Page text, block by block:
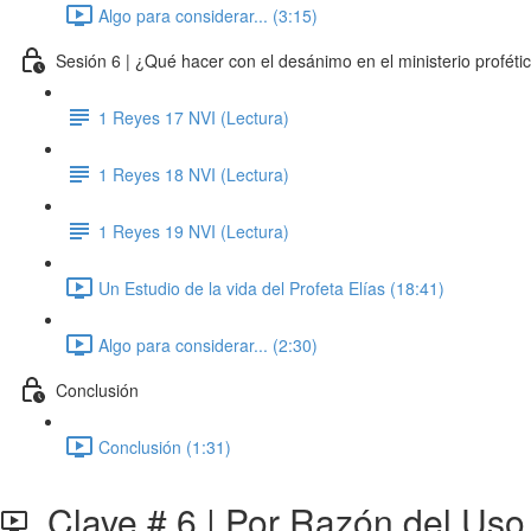
Algo para considerar... (3:15)
Sesión 6 | ¿Qué hacer con el desánimo en el ministerio
1 Reyes 17 NVI (Lectura)
1 Reyes 18 NVI (Lectura)
1 Reyes 19 NVI (Lectura)
Un Estudio de la vida del Profeta Elías (18:41)
Algo para considerar... (2:30)
Conclusión
Conclusión (1:31)